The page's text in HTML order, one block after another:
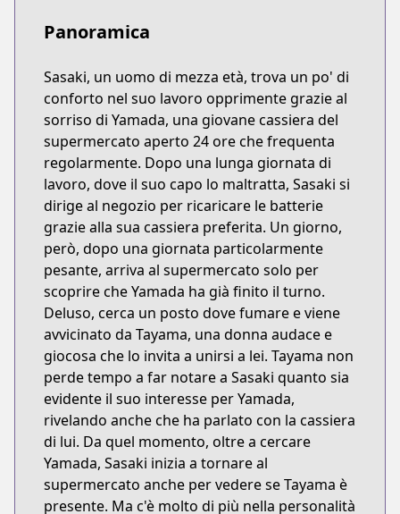
Panoramica
Sasaki, un uomo di mezza età, trova un po' di
conforto nel suo lavoro opprimente grazie al
sorriso di Yamada, una giovane cassiera del
supermercato aperto 24 ore che frequenta
regolarmente. Dopo una lunga giornata di
lavoro, dove il suo capo lo maltratta, Sasaki si
dirige al negozio per ricaricare le batterie
grazie alla sua cassiera preferita. Un giorno,
però, dopo una giornata particolarmente
pesante, arriva al supermercato solo per
scoprire che Yamada ha già finito il turno.
Deluso, cerca un posto dove fumare e viene
avvicinato da Tayama, una donna audace e
giocosa che lo invita a unirsi a lei. Tayama non
perde tempo a far notare a Sasaki quanto sia
evidente il suo interesse per Yamada,
rivelando anche che ha parlato con la cassiera
di lui. Da quel momento, oltre a cercare
Yamada, Sasaki inizia a tornare al
supermercato anche per vedere se Tayama è
presente. Ma c'è molto di più nella personalità